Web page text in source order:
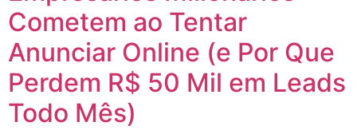
Cometem ao Tentar
Anunciar Online (e Por Que
Perdem R$ 50 Mil em Leads
Todo Mês)